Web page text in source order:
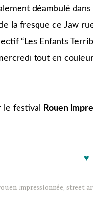
déambulé
la fresque de Jaw
“Les Enfants
tout en
le festival
Rouen
♥
impressionnée, street